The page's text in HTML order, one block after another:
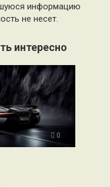
информацию
не несет.
интересно
0